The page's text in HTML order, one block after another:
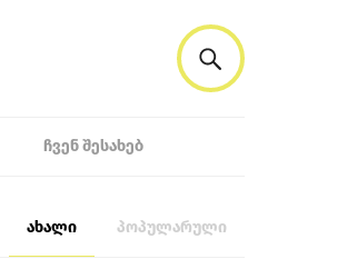
ᲩᲕᲔᲜ ᲨᲔᲡᲐᲮᲔᲑ
ახალი პოპულარული